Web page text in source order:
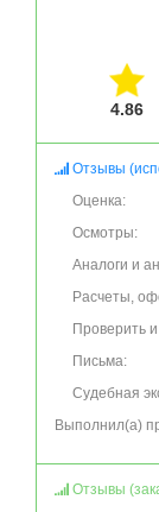
4.86
Отзывы
Оценка:
Осмотры:
Аналоги и
Расчеты,
Проверить
Письма:
Судебная
Выполнил(а)
Отзывы